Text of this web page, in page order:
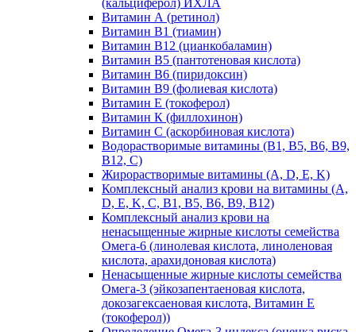
(кальциферол) ИХЛА
Витамин А (ретинол)
Витамин В1 (тиамин)
Витамин В12 (цианкобаламин)
Витамин В5 (пантотеновая кислота)
Витамин В6 (пиридоксин)
Витамин В9 (фолиевая кислота)
Витамин Е (токоферол)
Витамин К (филлохинон)
Витамин С (аскорбиновая кислота)
Водорастворимые витамины (B1, B5, B6, В9,
В12, С)
Жирорастворимые витамины (A, D, E, K)
Комплексный анализ крови на витамины (A,
D, E, K, C, B1, B5, B6, В9, B12)
Комплексный анализ крови на
ненасыщенные жирные кислоты семейства
Омега-6 (линолевая кислота, линоленовая
кислота, арахидоновая кислота)
Ненасыщенные жирные кислоты семейства
Омега-3 (эйкозапентаеновая кислота,
докозагексаеновая кислота, Витамин E
(токоферол))